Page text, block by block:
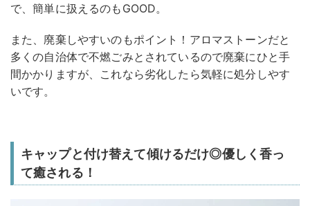
で、簡単に扱えるのもGOOD。
また、廃棄しやすいのもポイント！アロマストーンだと
多くの自治体で不燃ごみとされているので廃棄にひと手
間かかりますが、これなら劣化したら気軽に処分しやす
いです。
キャップと付け替えて傾けるだけ◎優しく香っ
て癒される！